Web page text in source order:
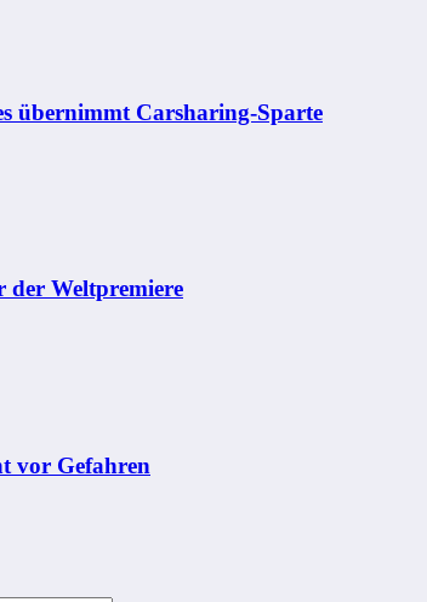
übernimmt Carsharing-Sparte
der Weltpremiere
vor Gefahren